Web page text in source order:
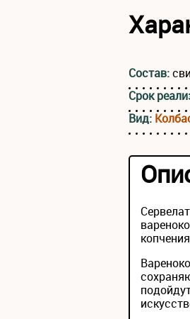
Состав:
Срок
Вид: